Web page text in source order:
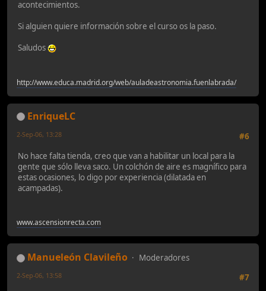
acontecimientos.
Si alguien quiere información sobre el curso os la paso.
Saludos
http://www.educa.madrid.org/web/auladeastronomia.fuenlabrada/
EnriqueLC
#6
2-Sep-06, 13:28
No hace falta tienda, creo que van a habilitar un local para la
gente que sólo lleva saco. Un colchón de aire es magnífico para
estas ocasiones, lo digo por experiencia (dilatada en
acampadas).
www.ascensionrecta.com
Manueleón Clavileño
Moderadores
#7
2-Sep-06, 13:58